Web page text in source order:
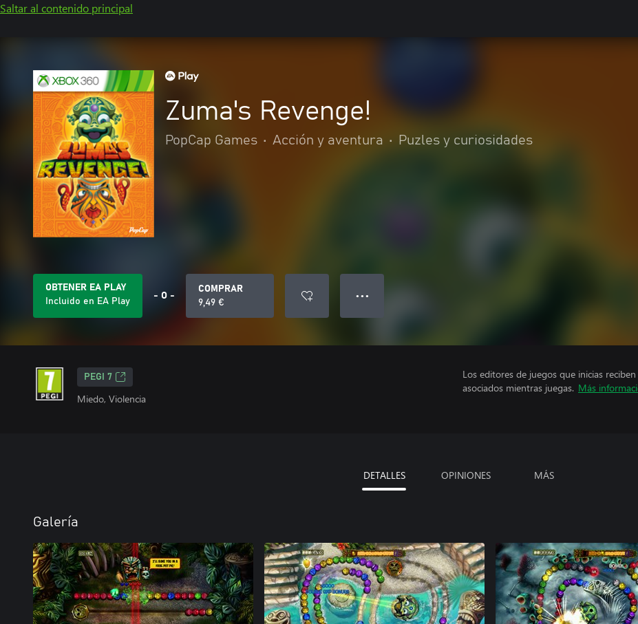
Saltar al contenido principal
Zuma's Revenge!
PopCap Games • Acción y aventura • Puzles y curiosidades
OBTENER EA PLAY
Incluido en EA Play
- O -
COMPRAR
9,49 €
● ● ●
PEGI 7
Miedo, Violencia
Los editores de juegos que inicias
asociados mientras juegas. Más
DETALLES OPINIONES MÁS
Galería